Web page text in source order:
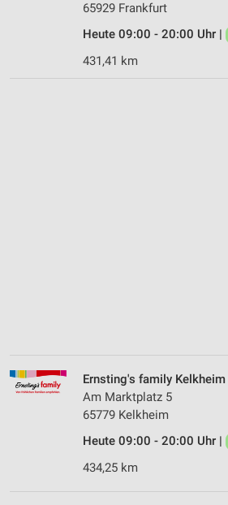
65929 Frankfurt
Heute 09:00 - 20:00 Uhr |
431,41 km
Ernsting's family Kelkheim
Am Marktplatz 5
65779 Kelkheim
Heute 09:00 - 20:00 Uhr |
434,25 km